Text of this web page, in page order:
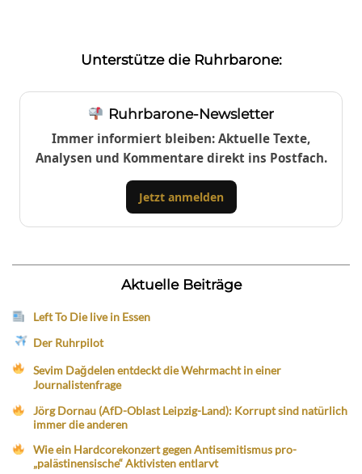
Unterstütze die Ruhrbarone:
Ruhrbarone-Newsletter
Immer informiert bleiben: Aktuelle Texte,
Analysen und Kommentare direkt ins Postfach.
Jetzt anmelden
Aktuelle Beiträge
Left To Die live in Essen
Der Ruhrpilot
Sevim Dağdelen entdeckt die Wehrmacht in einer
Journalistenfrage
Jörg Dornau (AfD-Oblast Leipzig-Land): Korrupt sind natürlich
immer die anderen
Wie ein Hardcorekonzert gegen Antisemitismus pro-
„palästinensische“ Aktivisten entlarvt